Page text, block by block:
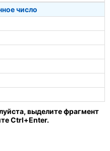
число
выделите фрагмент
Ctrl+Enter.